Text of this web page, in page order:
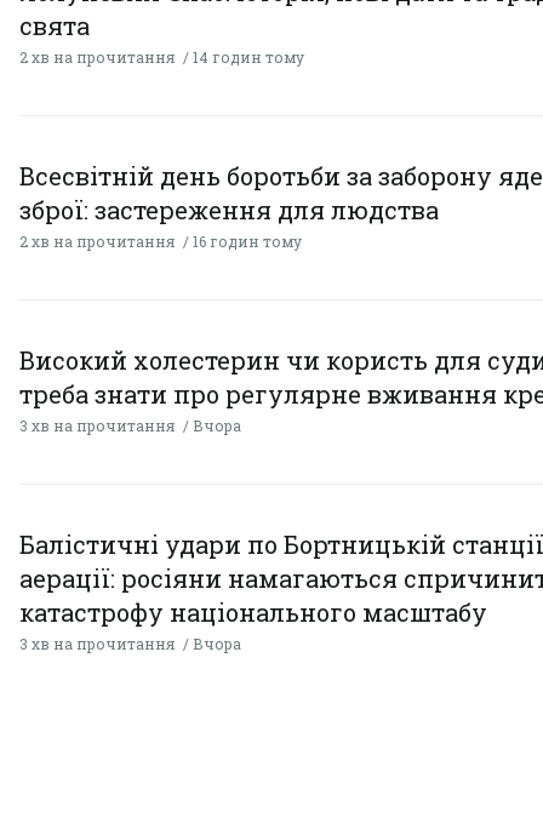
свята
2 хв на прочитання 14 годин тому
Всесвітній день боротьби за заборону
зброї: застереження для людства
2 хв на прочитання 16 годин тому
Високий холестерин чи користь для
треба знати про регулярне вживання
3 хв на прочитання Вчора
Балістичні удари по Бортницькій станції
аерації: росіяни намагаються
катастрофу національного масштабу
3 хв на прочитання Вчора